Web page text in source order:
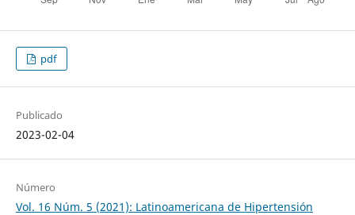
pdf
Publicado
2023-02-04
Número
Vol. 16 Núm. 5 (2021): Latinoamericana de Hipertensión